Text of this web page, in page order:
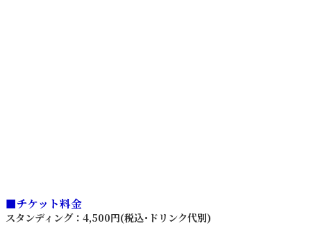
■チケット料金
スタンディング：4,500円(税込･ドリンク代別)